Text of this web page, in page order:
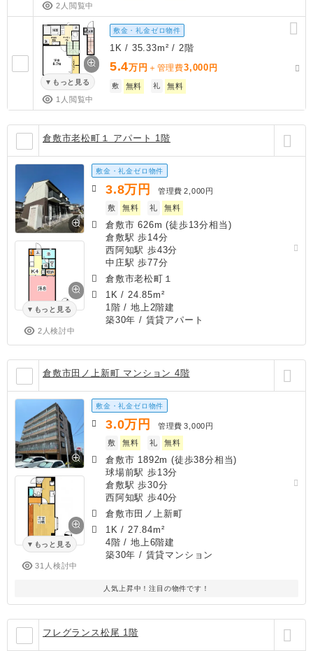
2人閲覧中
もっと見る
1人閲覧中
敷金・礼金ゼロ物件
1K / 35.33m² / 2階
5.4万円 ＋管理費3,000 円
敷 無料 礼 無料
倉敷市老松町１ アパート 1階
もっと見る
2人検討中
敷金・礼金ゼロ物件
3.8万円 管理費 2,000円
敷
無料 礼 無料
倉敷市 626m (徒歩13分相当)
倉敷駅 歩14分
西阿知駅 歩43分
中庄駅 歩77分
倉敷市老松町１
1K / 24.85m²
1階 / 地上2階建
築30年 / 賃貸アパート
倉敷市田ノ上新町 マンション 4階
もっと見る
31人検討中
敷金・礼金ゼロ物件
3.0万円 管理費 3,000円
敷
無料 礼 無料
倉敷市 1892m (徒歩38分相当)
球場前駅 歩13分
倉敷駅 歩30分
西阿知駅 歩40分
倉敷市田ノ上新町
1K / 27.84m²
4階 / 地上6階建
築30年 / 賃貸マンション
人気上昇中！注目の物件です！
フレグランス松尾 1階